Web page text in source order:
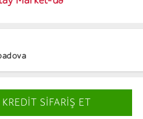
KREDİT SİFARİŞ ET